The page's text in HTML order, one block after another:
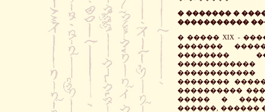
� ������� �
�����������
� ����� XIX -
�������
��������
������������
��������
����������
����� �
������, ������